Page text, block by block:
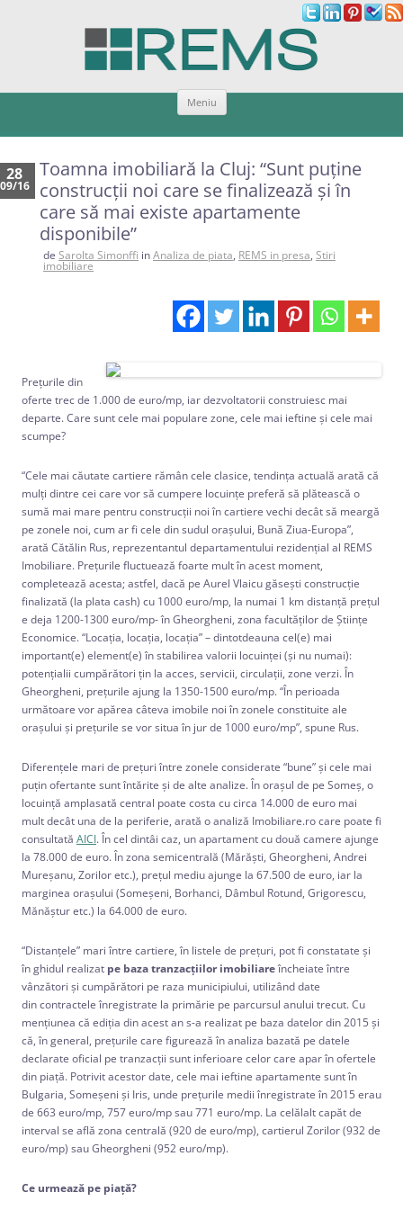
Meniu
Sari
conținut
28
09/16
Toamna imobiliară la Cluj: “Sunt puține
construcții noi care se finalizează și în
care să mai existe apartamente
disponibile”
de Sarolta Simonffi inAnaliza de piata, REMS in presa, Stiri
imobiliare
Prețurile din
oferte trec de 1.000 de euro/mp, iar dezvoltatorii construiesc mai
departe. Care sunt cele mai populare zone, cele mai ieftine și cele mai
scumpe?
“Cele mai căutate cartiere rămân cele clasice, tendința actuală arată că
mulți dintre cei care vor să cumpere locuințe preferă să plătească o
sumă mai mare pentru construcții noi în cartiere vechi decât să meargă
pe zonele noi, cum ar fi cele din sudul orașului, Bună Ziua-Europa”,
arată Cătălin Rus, reprezentantul departamentului rezidențial al REMS
Imobiliare. Prețurile fluctuează foarte mult în acest moment,
completează acesta; astfel, dacă pe Aurel Vlaicu găsești construcție
finalizată (la plata cash) cu 1000 euro/mp, la numai 1 km distanță prețul
e deja 1200-1300 euro/mp- în Gheorgheni, zona facultăților de Științe
Economice. “Locația, locația, locația” – dintotdeauna cel(e) mai
important(e) element(e) în stabilirea valorii locuinței (și nu numai):
potențialii cumpărători țin la acces, servicii, circulații, zone verzi. În
Gheorgheni, prețurile ajung la 1350-1500 euro/mp. “În perioada
următoare vor apărea câteva imobile noi în zonele constituite ale
orașului și prețurile se vor situa în jur de 1000 euro/mp”, spune Rus.
Diferențele mari de prețuri între zonele considerate “bune” și cele mai
puțin ofertante sunt întărite și de alte analize. În orașul de pe Someș, o
locuință amplasată central poate costa cu circa 14.000 de euro mai
mult decât una de la periferie, arată o analiză Imobiliare.ro care poate fi
consultată AICI. În cel dintâi caz, un apartament cu două camere ajunge
la 78.000 de euro. În zona semicentrală (Mărăști, Gheorgheni, Andrei
Mureșanu, Zorilor etc.), prețul mediu ajunge la 67.500 de euro, iar la
marginea orașului (Someșeni, Borhanci, Dâmbul Rotund, Grigorescu,
Mănăștur etc.) la 64.000 de euro.
“Distanțele” mari între cartiere, în listele de prețuri, pot fi constatate și
în ghidul realizat pe baza tranzacțiilor imobiliareîncheiate între
vânzători și cumpărători pe raza municipiului, utilizând date
din contractele înregistrate la primărie pe parcursul anului trecut. Cu
mențiunea că ediția din acest an s-a realizat pe baza datelor din 2015 și
că, în general, prețurile care figurează în analiza bazată pe datele
declarate oficial pe tranzacții sunt inferioare celor care apar în ofertele
din piață. Potrivit acestor date, cele mai ieftine apartamente sunt în
Bulgaria, Someșeni și Iris, unde prețurile medii înregistrate în 2015 erau
de 663 euro/mp, 757 euro/mp sau 771 euro/mp. La celălalt capăt de
interval se află zona centrală (920 de euro/mp), cartierul Zorilor (932 de
euro/mp) sau Gheorgheni (952 euro/mp).
Ce urmează pe piață?